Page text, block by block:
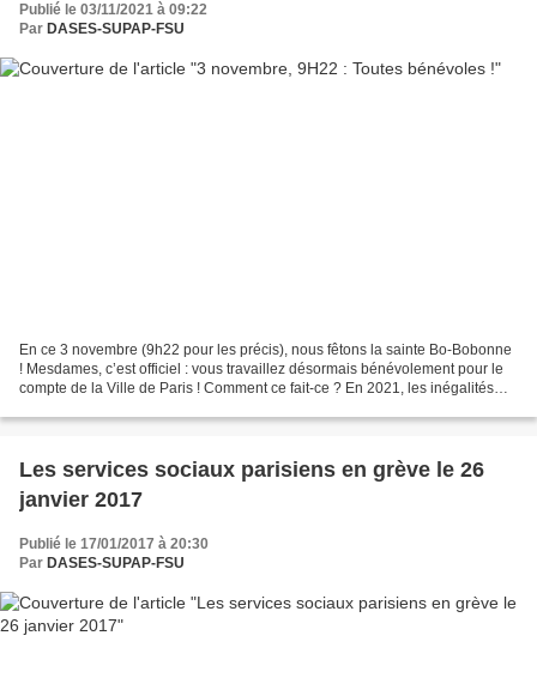
Publié le 03/11/2021 à 09:22
Par DASES-SUPAP-FSU
En ce 3 novembre (9h22 pour les précis), nous fêtons la sainte Bo-Bobonne
! Mesdames, c’est officiel : vous travaillez désormais bénévolement pour le
compte de la Ville de Paris ! Comment ce fait-ce ? En 2021, les inégalités
Les services sociaux parisiens en grève le 26
janvier 2017
Publié le 17/01/2017 à 20:30
Par DASES-SUPAP-FSU